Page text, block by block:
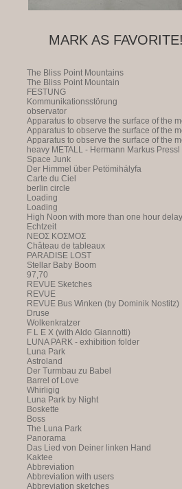
MARK AS
The Bliss Point Mountains
The Bliss Point Mountain
FESTUNG
Kommunikationsstörung
observator
Apparatus to observe the surface of the
Apparatus to observe the surface of the
Apparatus to observe the surface of the
heavy METALL - Hermann Markus Pressl
Space Junk
Der Himmel über Petömihályfa
Carte du Ciel
berlin circle
Loading
Loading
High Noon with more than one hour delay
Echtzeit
NEOΣ KOΣMOΣ
Château de tableaux
PARADISE LOST
Stellar Baby Boom
97,70
REVUE Sketches
REVUE
REVUE Bus Winken (by Dominik Nostitz)
Druse
Wolkenkratzer
F L E X (with Aldo Giannotti)
LUNA PARK - exhibition folder
Luna Park
Astroland
Der Turmbau zu Babel
Barrel of Love
Whirligig
Luna Park by Night
Boskette
Boss
The Luna Park
Panorama
Das Lied von Deiner linken Hand
Kaktee
Abbreviation
Abbreviation with users
Abbreviation sketches